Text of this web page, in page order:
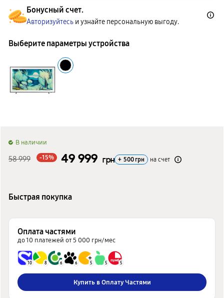
Бонусный счет.
Авторизуйтесь и узнайте персональную выгоду.
Выберите параметры устройства
B наличии
58 999 -15% 49 999 грн + 500 грн на счет
Быстрая покупка
Оплата частями
до 10 платежей от 5 000 грн/мес
10 8 6 6 5 5 5
Купить в Оплату Частями